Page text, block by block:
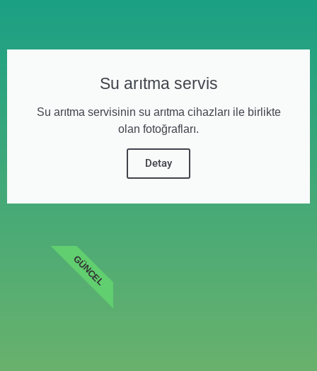
Su arıtma servis
Su arıtma servisinin su arıtma cihazları ile birlikte
olan fotoğrafları.
Detay
GÜNCEL